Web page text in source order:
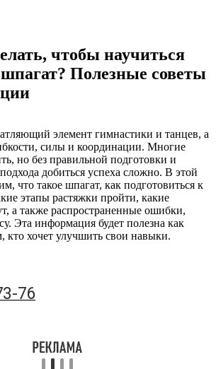
чтобы научиться
Полезные советы
элемент гимнастики и танцев, а
силы и координации. Многие
но без правильной подготовки и
добиться успеха сложно. В этой
что такое шпагат, как подготовиться к
этапы растяжки пройти, какие
а также распространенные ошибки,
Эта информация будет полезна как
кто хочет улучшить свои навыки.